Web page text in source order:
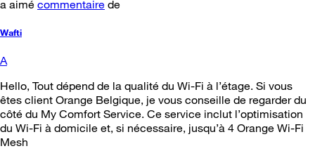
a aimé commentaire de
Wafti
A
Hello, Tout dépend de la qualité du Wi-Fi à l’étage. Si vous
êtes client Orange Belgique, je vous conseille de regarder du
côté du My Comfort Service. Ce service inclut l’optimisation
du Wi-Fi à domicile et, si nécessaire, jusqu’à 4 Orange Wi-Fi
Mesh